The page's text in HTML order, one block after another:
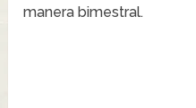
manera bimestral.